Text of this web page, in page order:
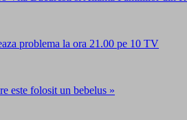
problema la ora 21.00 pe 10 TV
este folosit un bebelus »